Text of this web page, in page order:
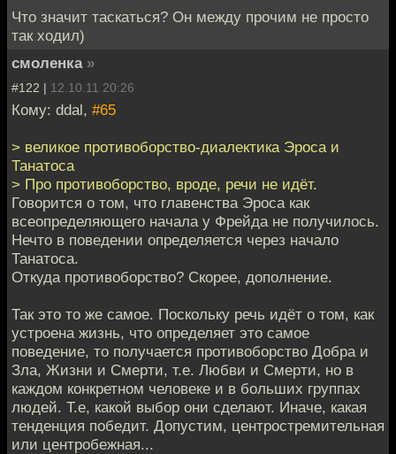
Что значит таскаться? Он между прочим не просто
так ходил)
смоленка »
#122 | 12.10.11 20:26
Кому: ddal, #65
> великое противоборство-диалектика Эроса и
Танатоса
> Про противоборство, вроде, речи не идёт.
Говорится о том, что главенства Эроса как
всеопределяющего начала у Фрейда не получилось.
Нечто в поведении определяется через начало
Танатоса.
Откуда противоборство? Скорее, дополнение.
Так это то же самое. Поскольку речь идёт о том, как
устроена жизнь, что определяет это самое
поведение, то получается противоборство Добра и
Зла, Жизни и Смерти, т.е. Любви и Смерти, но в
каждом конкретном человеке и в больших группах
людей. Т.е, какой выбор они сделают. Иначе, какая
тенденция победит. Допустим, центростремительная
или центробежная...